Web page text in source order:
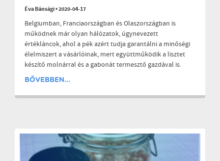
Éva Bánsági•2020-04-17
Belgiumban, Franciaországban és Olaszországban is
működnek már olyan hálózatok, úgynevezett
értékláncok, ahol a pék azért tudja garantálni a minőségi
élelmiszert a vásárlóinak, mert együttműködik a lisztet
készítő molnárral és a gabonát termesztő gazdával is.
BŐVEBBEN...